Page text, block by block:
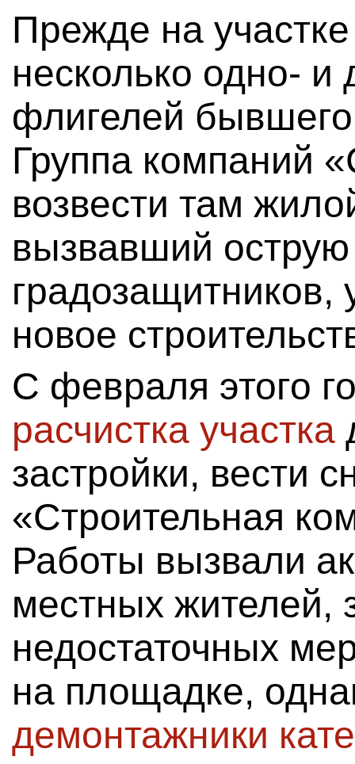
Прежде на
несколько одно- и
флигелей
Группа компаний
возвести там
вызвавший острую
градозащитников,
новое
С февраля этого
расчистка участка
застройки, вести
«Строительная
Работы вызвали
местных жителей,
недостаточных
на площадке,
демонтажники